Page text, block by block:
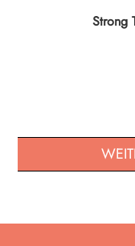
Strong